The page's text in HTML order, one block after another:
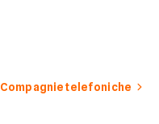
Compagnie telefoniche